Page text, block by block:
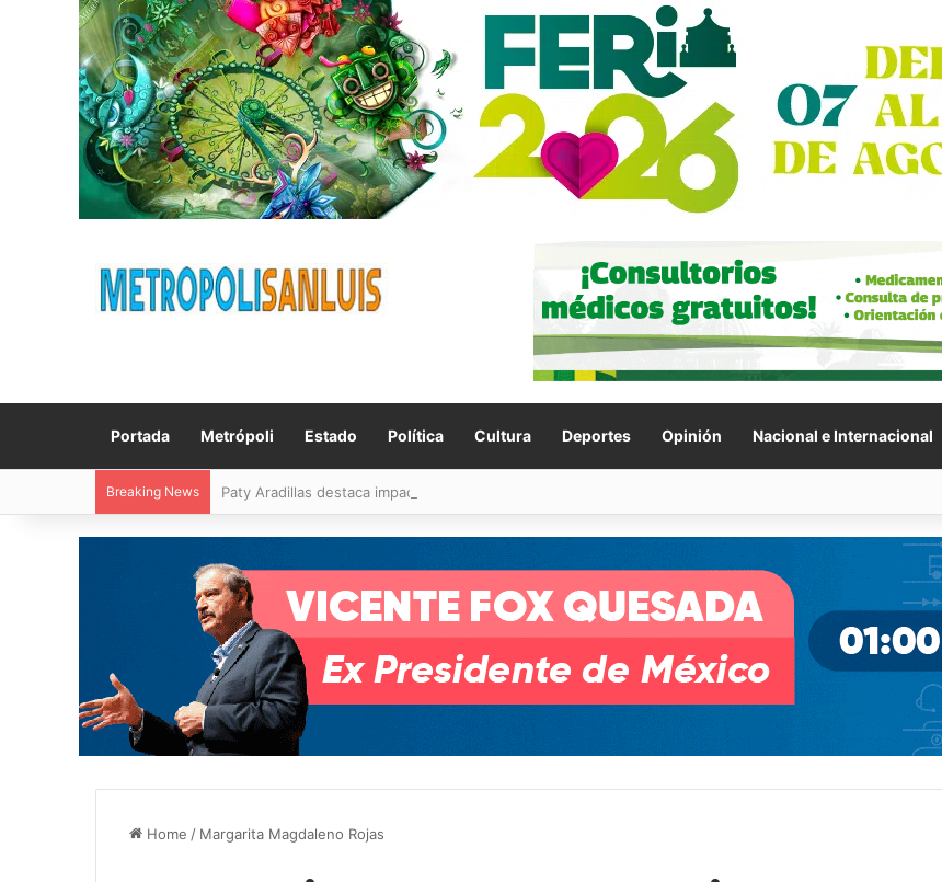
Portada Metrópoli Estado Política Cultura Deportes Opinión Nacional e Internacional
Breaking News Paty Aradillas destaca impacto del nuevo desnivel de Circuito Potosí en la movilidad de Villa de Pozos
Home / Margarita Magdaleno Rojas